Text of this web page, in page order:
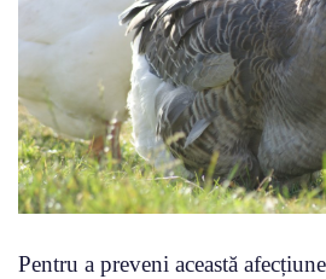
Pentru a preveni această